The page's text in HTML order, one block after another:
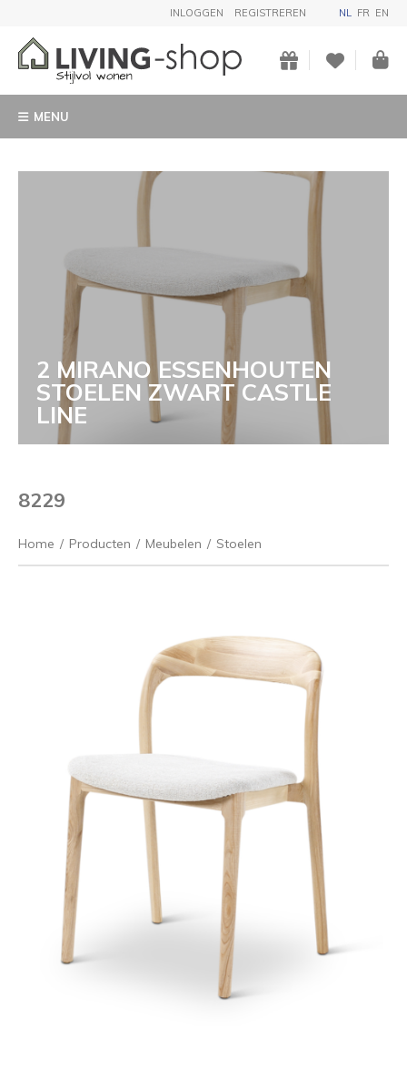
INLOGGEN REGISTREREN NL FR EN
MENU
2 MIRANO ESSENHOUTEN
STOELEN ZWART CASTLE
LINE
8229
Home / Producten / Meubelen / Stoelen